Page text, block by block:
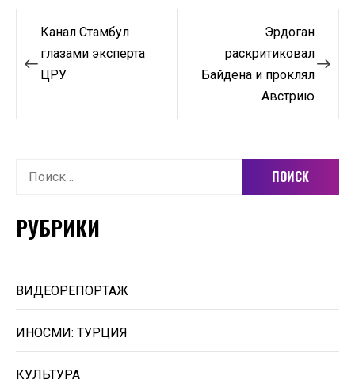
Навигация
по
записям
Канал Стамбул
глазами эксперта
ЦРУ
Эрдоган
раскритиковал
Байдена и проклял
Австрию
Найти:
РУБРИКИ
ВИДЕОРЕПОРТАЖ
ИНОСМИ: ТУРЦИЯ
КУЛЬТУРА